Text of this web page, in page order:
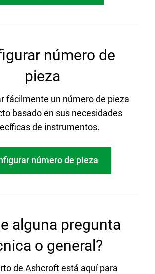
número de
pieza
fácilmente un número de pieza
basado en sus necesidades
de instrumentos.
número de pieza
alguna pregunta
o general?
de Ashcroft está aquí para